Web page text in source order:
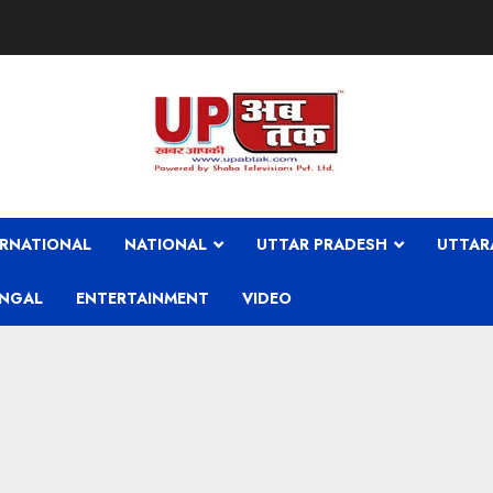
NATIONAL UTTAR PRADESH
ENTERTAINMENT VIDEO